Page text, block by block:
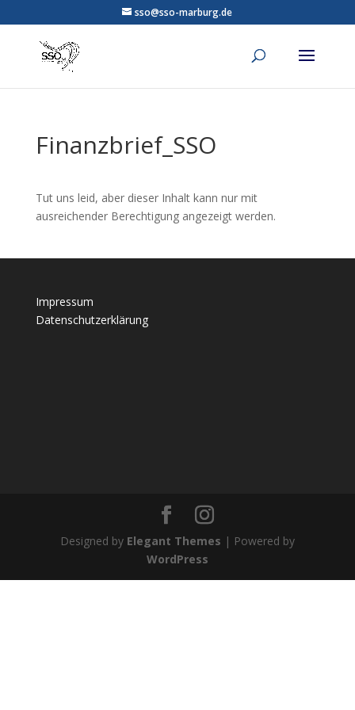
sso@sso-marburg.de
Finanzbrief_SSO
Tut uns leid, aber dieser Inhalt kann nur mit
ausreichender Berechtigung angezeigt werden.
Impressum
Datenschutzerklärung
Designed by Elegant Themes | Powered by
WordPress